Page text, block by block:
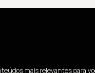
mais relevantes para